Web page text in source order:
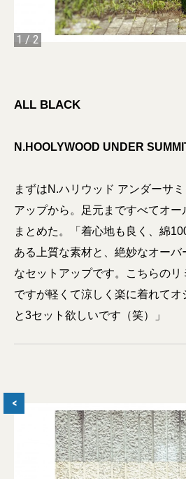
1 / 2
ALL BLACK
N.HOOLYWOOD UNDER
まずはN.ハリウッド アンダーサ
アップから。足元まですべてオー
まとめた。「着心地も良く、綿
ある上質な素材と、絶妙なオー
なセットアップです。こちらの
ですが軽くて涼しく楽に着れて
と3セット欲しいです（笑）」
<